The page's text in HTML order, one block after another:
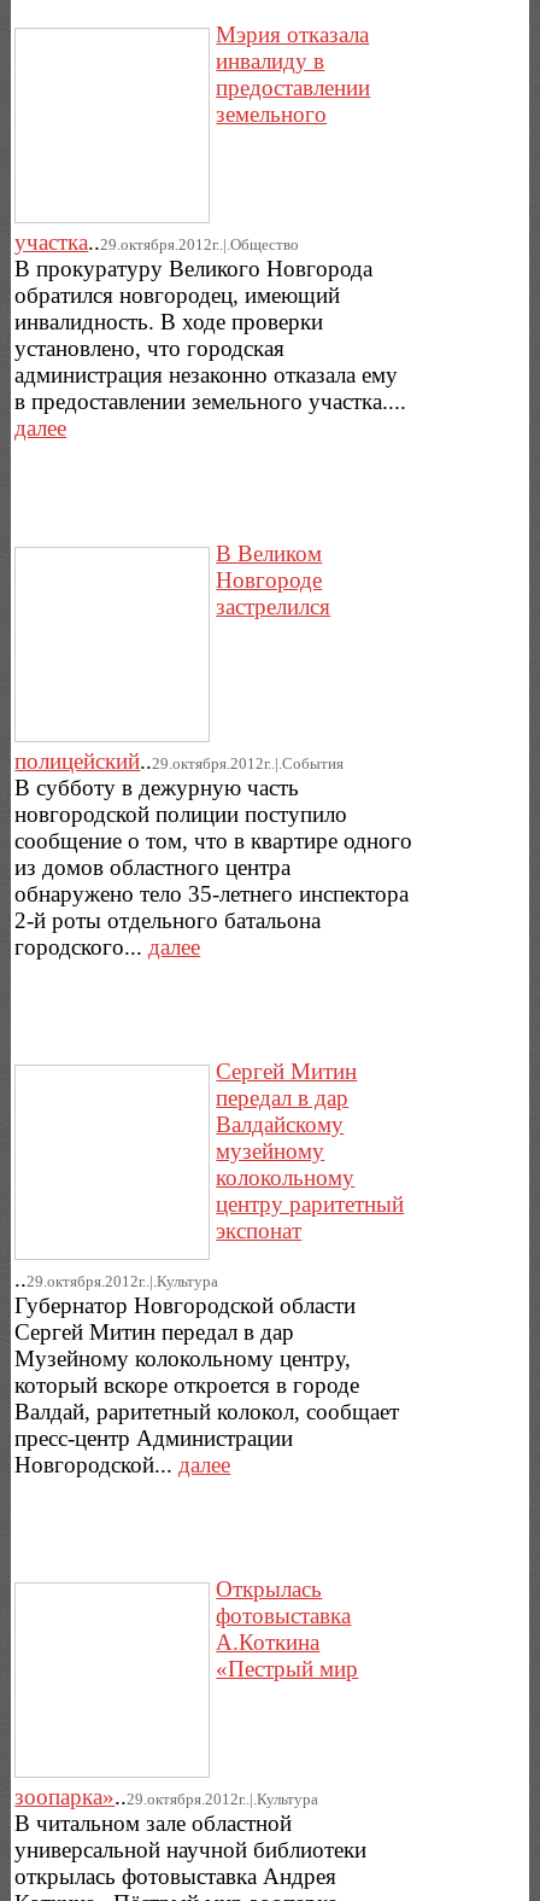
Мэрия отказала
инвалиду в
предоставлении
земельного
участка..29.октября.2012г..|.Общество
В прокуратуру Великого Новгорода
обратился новгородец, имеющий
инвалидность. В ходе проверки
установлено, что городская
администрация незаконно отказала ему
в предоставлении земельного участка....
далее
В Великом
Новгороде
застрелился
полицейский..29.октября.2012г..|.Cобытия
В субботу в дежурную часть
новгородской полиции поступило
сообщение о том, что в квартире одного
из домов областного центра
обнаружено тело 35-летнего инспектора
2-й роты отдельного батальона
городского... далее
Сергей Митин
передал в дар
Валдайскому
музейному
колокольному
центру раритетный
экспонат
..29.октября.2012г..|.Культура
Губернатор Новгородской области
Сергей Митин передал в дар
Музейному колокольному центру,
который вскоре откроется в городе
Валдай, раритетный колокол, сообщает
пресс-центр Администрации
Новгородской... далее
Открылась
фотовыставка
А.Коткина
«Пестрый мир
зоопарка»..29.октября.2012г..|.Культура
В читальном зале областной
универсальной научной библиотеки
открылась фотовыставка Андрея